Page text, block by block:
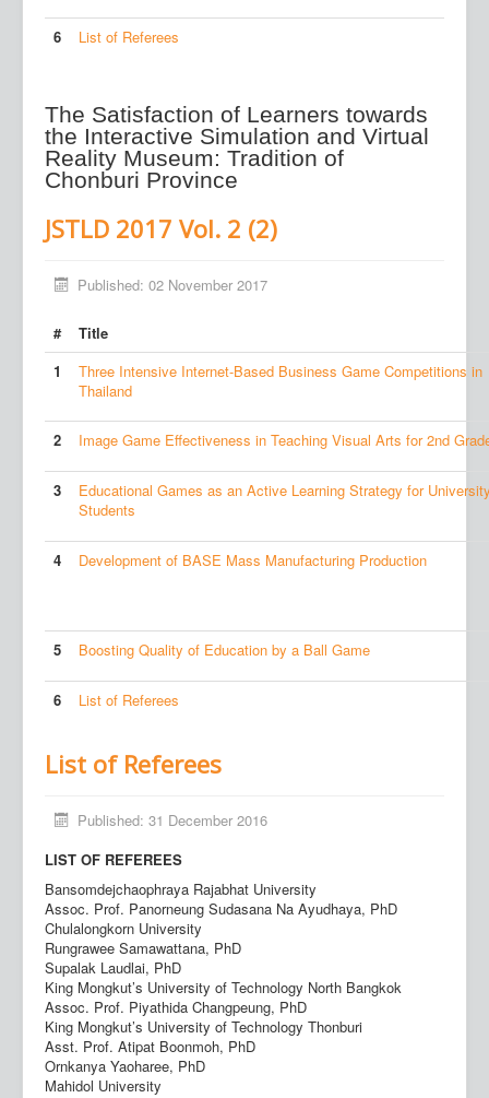
6 List of Referees
The Satisfaction of Learners towards
the Interactive Simulation and Virtual
Reality Museum: Tradition of
Chonburi Province
JSTLD 2017 Vol. 2 (2)
Published: 02 November 2017
#
Title
1
Three Intensive Internet-Based Business Game Competitions in
Thailand
2 Image Game Effectiveness in Teaching Visual Arts for 2nd
3
Educational Games as an Active Learning Strategy for
Students
4 Development of BASE Mass Manufacturing Production
5 Boosting Quality of Education by a Ball Game
6 List of Referees
List of Referees
Published: 31 December 2016
LIST OF REFEREES
Bansomdejchaophraya Rajabhat University
Assoc. Prof. Panorneung Sudasana Na Ayudhaya, PhD
Chulalongkorn University
Rungrawee Samawattana, PhD
Supalak Laudlai, PhD
King Mongkut’s University of Technology North Bangkok
Assoc. Prof. Piyathida Changpeung, PhD
King Mongkut’s University of Technology Thonburi
Asst. Prof. Atipat Boonmoh, PhD
Ornkanya Yaoharee, PhD
Mahidol University